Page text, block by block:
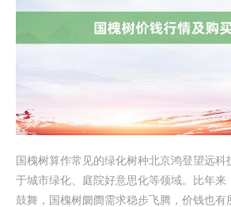
国槐树算作常见的绿化树种北京鸿登望远科
于城市绿化、庭院好意思化等领域。比年来
鼓舞，国槐树阛阓需求稳步飞腾，价钱也有